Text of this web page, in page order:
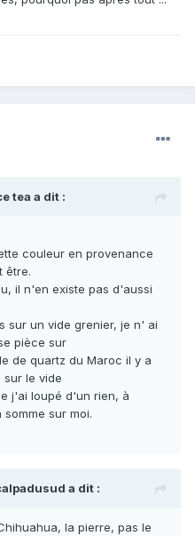
tea a dit :
couleur en provenance
être.
il n'en existe pas d'aussi
sur un vide grenier, je n' ai
pièce sur
de quartz du Maroc il y a
sur le vide
j'ai loupé d'un rien, à
sur moi.
a dit :
la pierre, pas le